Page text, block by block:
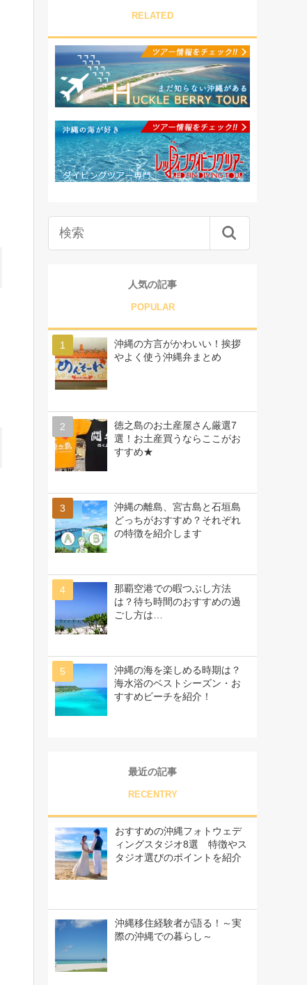
RELATED
人気の記事
POPULAR
沖縄の方言がかわいい！挨拶
やよく使う沖縄弁まとめ
徳之島のお土産屋さん厳選7
選！お土産買うならここがお
すすめ★
沖縄の離島、宮古島と石垣島
どっちがおすすめ？それぞれ
の特徴を紹介します
那覇空港での暇つぶし方法
は？待ち時間のおすすめの過
ごし方は…
沖縄の海を楽しめる時期は？
海水浴のベストシーズン・お
すすめビーチを紹介！
最近の記事
RECENTRY
おすすめの沖縄フォトウェデ
ィングスタジオ8選 特徴やス
タジオ選びのポイントを紹介
沖縄移住経験者が語る！～実
際の沖縄での暮らし～